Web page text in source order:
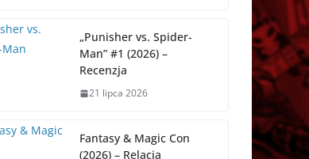
„Punisher vs. Spider-
Man” #1 (2026) –
Recenzja
21 lipca 2026
Fantasy & Magic Con
(2026) – Relacja